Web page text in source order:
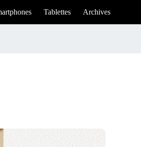
Tablettes Archives